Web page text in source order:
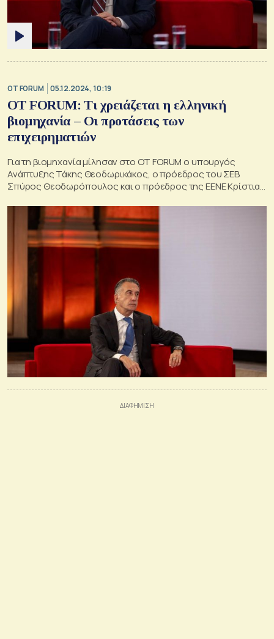
OT FORUM 05.12.2024, 10:19
OT FORUM: Τι χρειάζεται η ελληνική
βιομηχανία – Οι προτάσεις των
επιχειρηματιών
Για τη βιομηχανία μίλησαν στο ΟΤ FORUM ο υπουργός
Ανάπτυξης Τάκης Θεοδωρικάκος, ο πρόεδρος του ΣΕΒ
Σπύρος Θεοδωρόπουλος και ο πρόεδρος της ΕΕΝΕ Κρίστιαν